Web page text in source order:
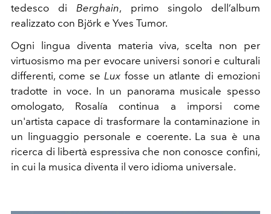
tedesco di Berghain, primo singolo dell’album
realizzato con Björk e Yves Tumor.
Ogni lingua diventa materia viva, scelta non per
virtuosismo ma per evocare universi sonori e culturali
differenti, come se Lux fosse un atlante di emozioni
tradotte in voce. In un panorama musicale spesso
omologato, Rosalía continua a imporsi come
un'artista capace di trasformare la contaminazione in
un linguaggio personale e coerente. La sua è una
ricerca di libertà espressiva che non conosce confini,
in cui la musica diventa il vero idioma universale.